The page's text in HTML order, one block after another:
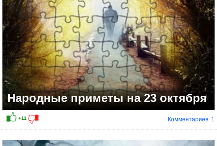
Народные приметы на 23 октября
Комментариев: 1